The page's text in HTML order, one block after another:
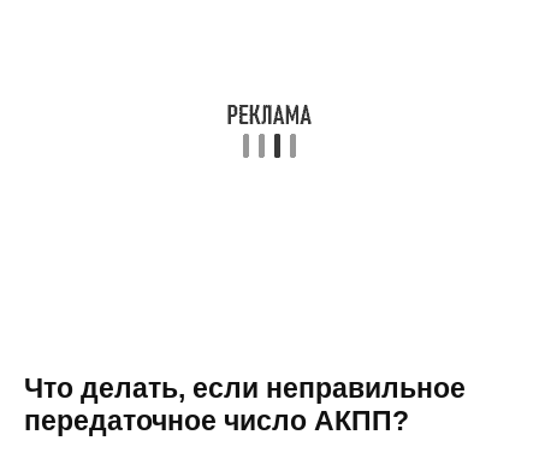
Что делать, если неправильное
передаточное число АКПП?